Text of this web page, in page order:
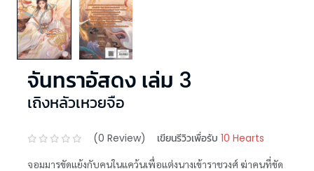
จันทราอัสดง เล่ม 3
เถิงหลัวเหวยจือ
(0 Review) เขียนรีวิวเพื่อรับ 10 Hearts
จอมมารขัดแย้งกับคนในแคว้นเพื่อแต่งนางเข้าราชวงศ์ ฆ่าคนที่ขัด